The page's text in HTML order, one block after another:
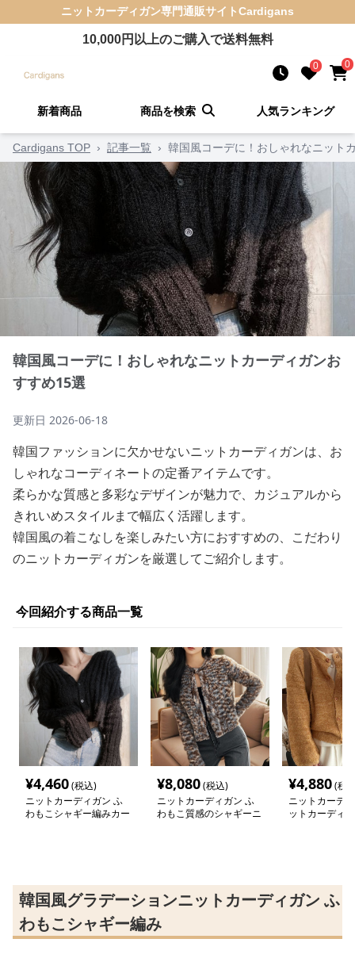
ニットカーディガン専門通販サイトCardigans
10,000円以上のご購入で送料無料
0 0
新着商品 商品を検索 人気ランキング
Cardigans TOP › 記事一覧 › 韓国風コーデに！おしゃれなニット
韓国風コーデに！おしゃれなニットカーディガンお
すすめ15選
更新日 2026-06-18
韓国ファッションに欠かせないニットカーディガンは、お
しゃれなコーディネートの定番アイテムです。
柔らかな質感と多彩なデザインが魅力で、カジュアルから
きれいめスタイルまで幅広く活躍します。
韓国風の着こなしを楽しみたい方におすすめの、こだわり
のニットカーディガンを厳選してご紹介します。
今回紹介する商品一覧
¥4,460(税込)
ニットカーディガン ふ
わもこシャギー編みカー
¥8,080(税込)
ニットカーディガン ふ
わもこ質感のシャギーニ
¥4,880(税
ニットカーデ
ットカーディ
韓国風グラデーションニットカーディガン ふ
わもこシャギー編み